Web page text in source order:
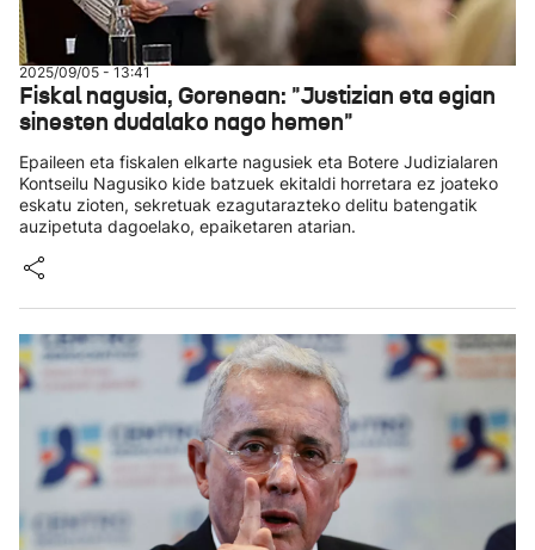
2025/09/05 - 13:41
Fiskal nagusia, Gorenean: "Justizian eta egian
sinesten dudalako nago hemen"
Epaileen eta fiskalen elkarte nagusiek eta Botere Judizialaren
Kontseilu Nagusiko kide batzuek ekitaldi horretara ez joateko
eskatu zioten, sekretuak ezagutarazteko delitu batengatik
auzipetuta dagoelako, epaiketaren atarian.